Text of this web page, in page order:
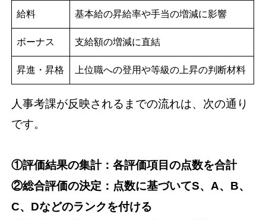
給料 基本給の昇給率や手当の増減に影響
ボーナス 支給額の増減に直結
昇進・昇格 上位職への登用や等級の上昇の判断材料
人事考課が反映されるまでの流れは、次の通り
です。
①評価結果の集計：各評価項目の点数を合計
②総合評価の決定：点数に基づいてS、A、B、
C、Dなどのランクを付ける